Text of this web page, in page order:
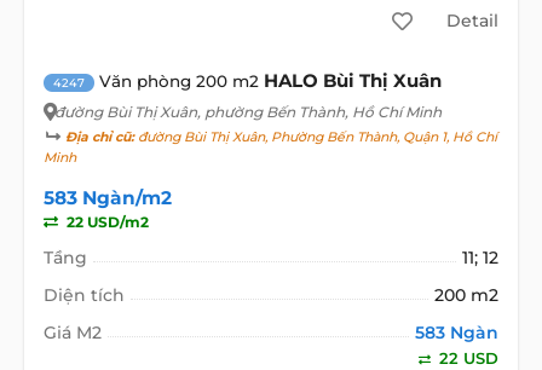
Detail
4247 Văn phòng 200 m2 HALO Bùi Thị Xuân
đường Bùi Thị Xuân, phường Bến Thành, Hồ Chí Minh
Địa chỉ cũ:đường Bùi Thị Xuân, Phường Bến Thành, Quận 1, Hồ Chí
Minh
583 Ngàn/m2
22 USD/m2
Tầng
11; 12
Diện tích
200 m2
Giá M2
583 Ngàn
22 USD